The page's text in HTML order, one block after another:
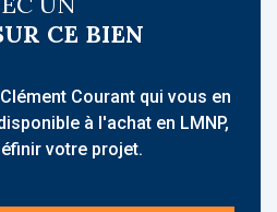
minutes de Cergy-
Germain-en-Laye lui
une offre de
médicalisé,
sécurité,
espaces
CE BIEN
Courant qui vous en
à l'achat en LMNP,
votre projet.